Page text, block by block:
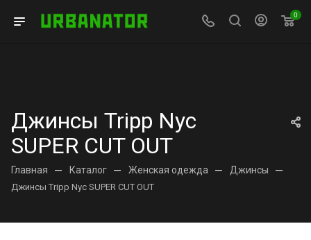
0
Джинсы Tripp Nyc
SUPER CUT OUT
Главная — Каталог — Женская одежда — Джинсы —
Джинсы Tripp Nyc SUPER CUT OUT